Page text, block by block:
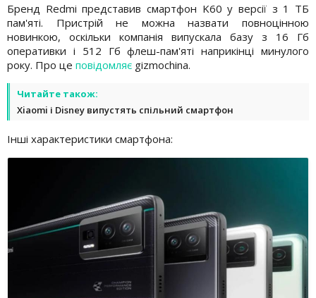
Бренд Redmi представив смартфон K60 у версії з 1 ТБ
пам'яті. Пристрій не можна назвати повноцінною
новинкою, оскільки компанія випускала базу з 16 Гб
оперативки і 512 Гб флеш-пам'яті наприкінці минулого
року. Про це повідомляє gizmochina.
Читайте також:
Xiaomi і Disney випустять спільний смартфон
Інші характеристики смартфона: